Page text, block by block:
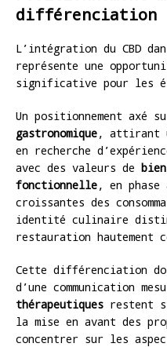
différenciation
L’intégration du CBD
représente une
significative pour les
Un positionnement axé
gastronomique, attirant
en recherche
avec des valeurs de
fonctionnelle, en
croissantes des
identité culinaire
restauration hautement
Cette différenciation
d’une communication
thérapeutiques restent
la mise en avant des
concentrer sur les